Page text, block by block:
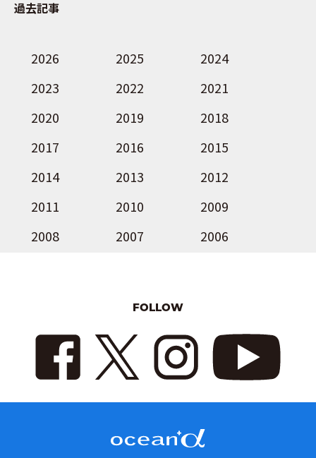
過去記事
2026 2025
2024
2023
2022
2021
2020
2019
2018
2017
2016
2015
2014
2013
2012
2011
2010
2009
2008
2007 2006
FOLLOW